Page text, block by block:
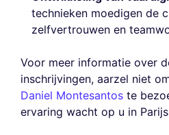
technieken moedigen de
zelfvertrouwen en
Voor meer informatie over
inschrijvingen, aarzel niet
Daniel Montesantos te
ervaring wacht op u in